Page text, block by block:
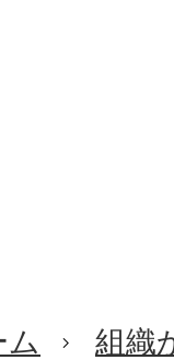
ム 組織